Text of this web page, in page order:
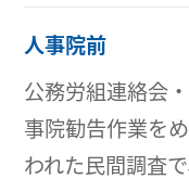
人事院前
公務労組連絡会
事院勧告作業を
われた民間調査